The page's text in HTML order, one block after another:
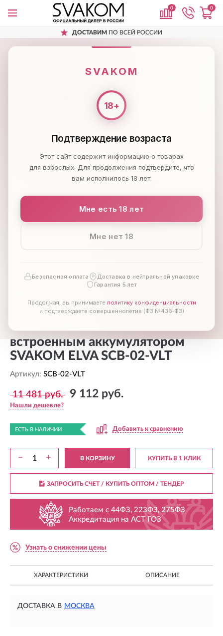
SVAKOM
Подтверждение возраста
Этот сайт содержит информацию о товарах
для взрослых. Для продолжения подтвердите, что
вам исполнилось 18 лет.
Мне есть 18 лет
Мне нет 18
Безопасная оплата
Доставка в нейтральной упаковке
Гарантия 5 лет
Продолжая, вы принимаете политику конфиденциальности
и подтверждаете совершеннолетие (ФЗ №436‑ФЗ)
0 0
ДОСТАВИМПО ВСЕЙ РОССИИ
SVAKOM СТИМУЛЯТОРЫ Вибростимулятор со встроенным
Вибростимулятор со
встроенным аккумулятором
SVAKOM ELVA SCB-02-VLT
Артикул: SCB-02-VLT
11 481 руб. 9 112 руб.
Нашли дешевле?
ЕСТЬ В НАЛИЧИИ Добавить к сравнению
− + В КОРЗИНУ КУПИТЬ В 1 КЛИК
ЗАПРОСИТЬ СЧЕТ / КУПИТЬ ОПТОМ/ ТЕНДЕР
Работаем с 44ФЗ, 223ФЗ, 275ФЗ
Аккредитация на АСТ ГОЗ
Узнать о снижении цены
ХАРАКТЕРИСТИКИ ОПИСАНИЕ
ДОСТАВКА В МОСКВА